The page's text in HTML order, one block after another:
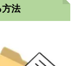
方法